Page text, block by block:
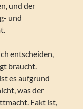
und der
und
entscheiden,
braucht.
es aufgrund
was der
Fakt ist,